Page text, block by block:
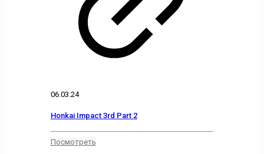
06.03.24
Honkai Impact 3rd Part 2
Посмотреть